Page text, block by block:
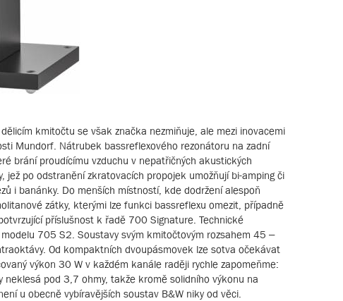
kmitočtu se však značka nezmiňuje, ale mezi inovacemi
Mundorf. Nátrubek bassreflexového rezonátoru na zadní
brání proudícímu vzduchu v nepatřičných akustických
po odstranění zkratovacích propojek umožňují bi-amping či
i banánky. Do menších místností, kde dodržení alespoň
zátky, kterými lze funkci bassreflexu omezit, případně
příslušnost k řadě 700 Signature. Technické
705 S2. Soustavy svým kmitočtovým rozsahem 45 –
Od kompaktních dvoupásmovek lze sotva očekávat
výkon 30 W v každém kanále raději rychle zapomeňme:
pod 3,7 ohmy, takže kromě solidního výkonu na
u obecně vybíravějších soustav B&W niky od věci.